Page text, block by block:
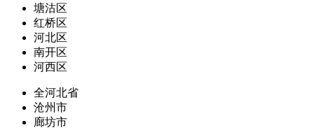
塘沽区
红桥区
河北区
南开区
河西区
全河北省
沧州市
廊坊市